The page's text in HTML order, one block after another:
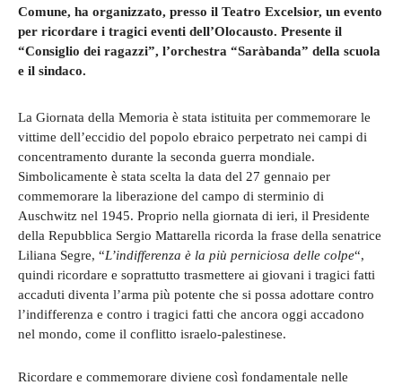
Comune, ha organizzato, presso il Teatro Excelsior, un evento
per ricordare i tragici eventi dell’Olocausto. Presente il
“Consiglio dei ragazzi”, l’orchestra “Saràbanda” della scuola
e il sindaco.
La Giornata della Memoria è stata istituita per commemorare le
vittime dell’eccidio del popolo ebraico perpetrato nei campi di
concentramento durante la seconda guerra mondiale.
Simbolicamente è stata scelta la data del 27 gennaio per
commemorare la liberazione del campo di sterminio di
Auschwitz nel 1945. Proprio nella giornata di ieri, il Presidente
della Repubblica Sergio Mattarella ricorda la frase della senatrice
Liliana Segre, “L’indifferenza è la più perniciosa delle colpe“,
quindi ricordare e soprattutto trasmettere ai giovani i tragici fatti
accaduti diventa l’arma più potente che si possa adottare contro
l’indifferenza e contro i tragici fatti che ancora oggi accadono
nel mondo, come il conflitto israelo-palestinese.
Ricordare e commemorare diviene così fondamentale nelle